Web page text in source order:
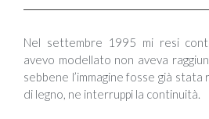
Nel settembre 1995 mi resi
avevo modellato non aveva
sebbene l’immagine fosse già
di legno, ne interruppi la continuità.